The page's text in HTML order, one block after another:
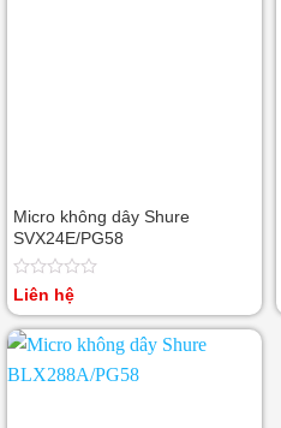
Micro không dây Shure
SVX24E/PG58
Được
hạng
0
sao
Liên hệ